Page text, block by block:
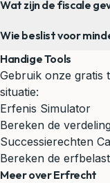
Wat zijn de fiscale
Wie beslist voor
Handige Tools
Gebruik onze gratis
situatie:
Erfenis Simulator
Bereken de
Successierechten
Bereken de
Meer over Erfrecht